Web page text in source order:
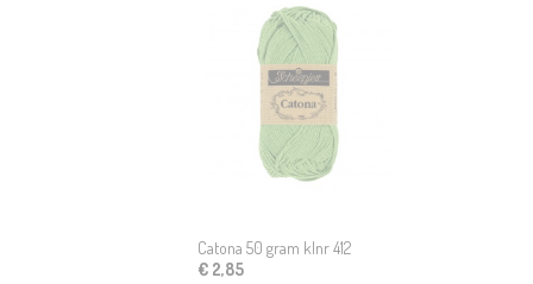
Catona 50 gram klnr 412
€ 2,85